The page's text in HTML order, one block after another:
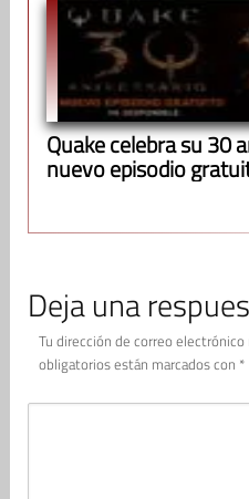
Quake celebra su 30
nuevo episodio
Deja una
Tu dirección de correo electrónico
obligatorios están marcados con *